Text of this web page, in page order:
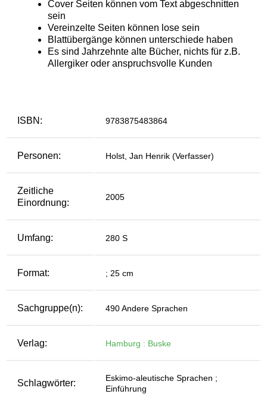
ISBN: 9783875483864
Personen: Holst, Jan Henrik (Verfasser)
Zeitliche
Einordnung:
2005
Umfang: 280 S
Format: ; 25 cm
Sachgruppe(n): 490 Andere Sprachen
Verlag: Hamburg : Buske
Schlagwörter:
Eskimo-aleutische Sprachen ;
Einführung